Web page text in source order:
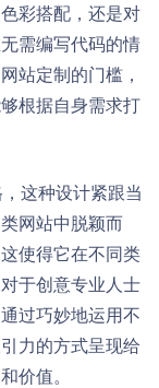
彩搭配，还是对
需编写代码的情
站定制的门槛，
根据自身需求打
这种设计紧跟当
网站中脱颖而
使得它在不同类
于创意专业人士
过巧妙地运用不
力的方式呈现给
价值。